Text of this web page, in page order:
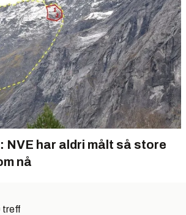
NVE har aldri målt så store
nå
treff